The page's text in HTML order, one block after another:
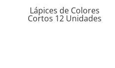
Lápices de Colores
Cortos 12 Unidades